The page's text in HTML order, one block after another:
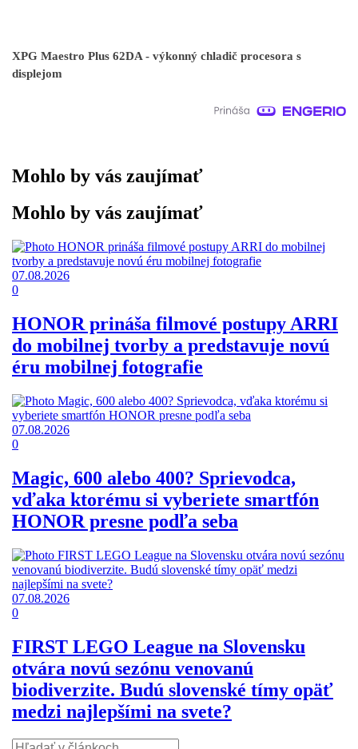
XPG Maestro Plus 62DA - výkonný chladič procesora s
displejom
Mohlo by vás zaujímať
Mohlo by vás zaujímať
07.08.2026
0
HONOR prináša filmové postupy ARRI
do mobilnej tvorby a predstavuje novú
éru mobilnej fotografie
07.08.2026
0
Magic, 600 alebo 400? Sprievodca,
vďaka ktorému si vyberiete smartfón
HONOR presne podľa seba
07.08.2026
0
FIRST LEGO League na Slovensku
otvára novú sezónu venovanú
biodiverzite. Budú slovenské tímy opäť
medzi najlepšími na svete?